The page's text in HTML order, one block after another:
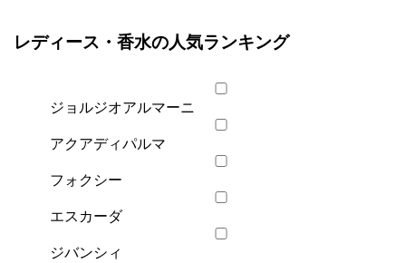
レディース・香水の人気ランキング
ジョルジオアルマーニ
アクアディパルマ
フォクシー
エスカーダ
ジバンシィ